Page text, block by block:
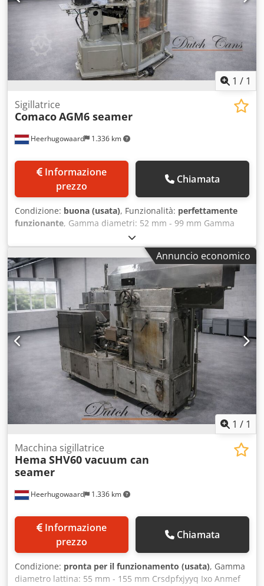
1 / 1
Heerhugowaard 1.336 km
Sigillatrice
ComacoAGM6 seamer
prezzo
Chiamata
Condizione: buona (usata), Funzionalità: perfettamente
funzionante, Gamma diametri: 52 mm - 99 mm Gamma
altezze: Capacità produttiva: fino a 500 pz/min Numero
teste: 6 Cedpfx Answxtybjmorf Attrezzatura disponibile per
ca.: 73 mm (altre su richiesta)
Annuncio economico
1 / 1
Heerhugowaard 1.336 km
Macchina sigillatrice
Hema SHV60 vacuum can
seamer
prezzo
Chiamata
Condizione: pronta per il funzionamento (usata), Gamma
diametro lattina: 55 mm - 155 mm Crsdpfxjyyq Ixo Anmef